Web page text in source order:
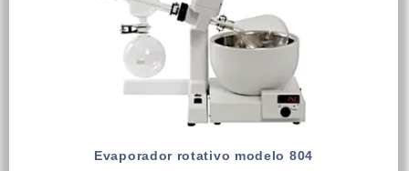
Evaporador rotativo modelo 804